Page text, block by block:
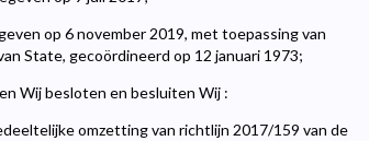
op 6 november 2019, met toepassing van
State, gecoördineerd op 12 januari 1973;
Wij besloten en besluiten Wij :
omzetting van richtlijn 2017/159 van de